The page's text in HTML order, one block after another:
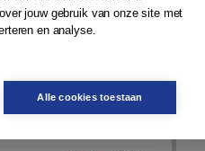
Jonker,R.B.
Bekijk nu
jouw gebruik van onze site met
en analyse.
Alle cookies toestaan